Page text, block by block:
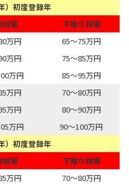
）初度登録年
相場
下取り相場
万円
65～75万円
万円
75～85万円
万円
85～95万円
万円
70～80万円
万円
80～90万円
万円
90～100万円
）初度登録年
相場
下取り相場
万円
70～80万円